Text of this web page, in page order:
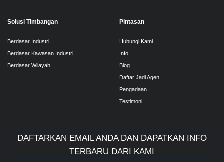
Solusi Timbangan
Berdasar Industri
Berdasar Kawasan Industri
Berdasar Wilayah
Pintasan
Hubungi Kami
Info
Blog
Daftar Jadi Agen
Pengadaan
Testimoni
DAFTARKAN EMAIL ANDA DAN DAPATKAN INFO
TERBARU DARI KAMI